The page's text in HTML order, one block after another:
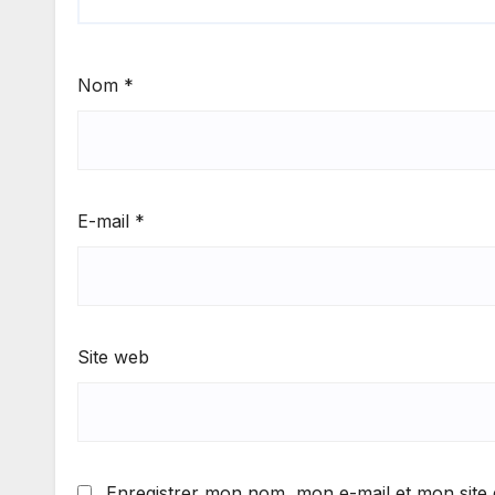
Nom *
E-mail *
Site web